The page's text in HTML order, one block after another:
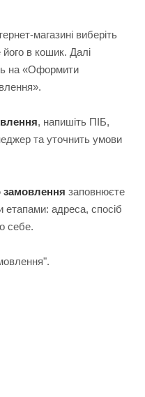
магазині виберіть
в кошик. Далі
на «Оформити
, напишіть ПІБ,
та уточнить умови
замовлення заповнюєте
етапами: адреса, спосіб
себе.